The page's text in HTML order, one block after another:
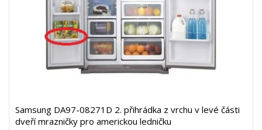
Samsung DA97-08271D 2. přihrádka z vrchu v levé části
dveří mrazničky pro americkou ledničku